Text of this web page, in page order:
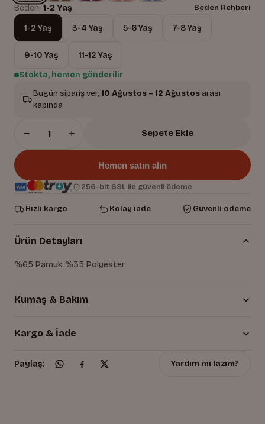
Beden: 1-2 Yaş Beden Rehberi
1-2 Yaş 3-4 Yaş 5-6 Yaş 7-8 Yaş
9-10 Yaş
11-12 Yaş
Stokta, hemen gönderilir
Bugün sipariş ver, 10 Ağustos – 12 Ağustos arası
kapında
− + Sepete Ekle
Hemen satın alın
256-bit SSL ile güvenli ödeme
Hızlı kargo Kolay iade Güvenli ödeme
Ürün Detayları
%65 Pamuk %35 Polyester
Kumaş & Bakım
Kargo & İade
Paylaş: Yardım mı lazım?